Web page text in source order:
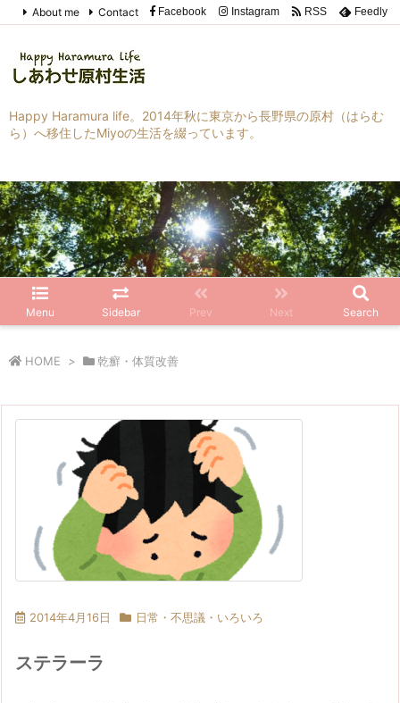
Happy Haramura life。2014年秋に東京から長野県の原村（はらむ
ら）へ移住したMiyoの生活を綴っています。
Menu Sidebar Prev Next Search
About me Contact Facebook Instagram RSS Feedly
HOME > 乾癬・体質改善
2014年4月16日 日常・不思議・いろいろ
ステラーラ